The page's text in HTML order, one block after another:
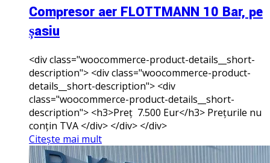
Compresor aer FLOTTMANN 10 Bar, pe
șasiu
<div class="woocommerce-product-details__short-
description"> <div class="woocommerce-product-
details__short-description"> <div
class="woocommerce-product-details__short-
description"> <h3>Preț 7.500 Eur</h3> Prețurile nu
conțin TVA </div> </div> </div>
Citește mai mult